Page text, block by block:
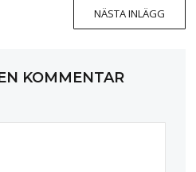
NÄSTA INLÄGG
KOMMENTAR